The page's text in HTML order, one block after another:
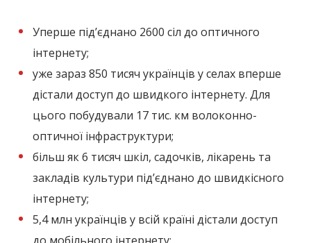
Уперше під’єднано 2600 сіл до оптичного
інтернету;
уже зараз 850 тисяч українців у селах вперше
дістали доступ до швидкого інтернету. Для
цього побудували 17 тис. км волоконно-
оптичної інфраструктури;
більш як 6 тисяч шкіл, садочків, лікарень та
закладів культури під’єднано до швидкісного
інтернету;
5,4 млн українців у всій країні дістали доступ